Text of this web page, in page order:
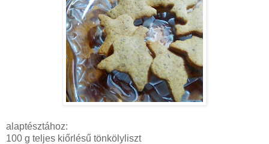
alaptésztához:
100 g teljes kiőrlésű tönkölyliszt